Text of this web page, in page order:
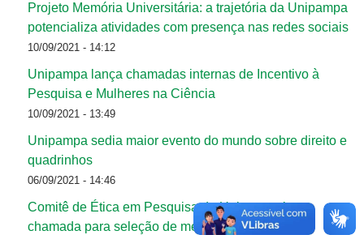
Projeto Memória Universitária: a trajetória da Unipampa
potencializa atividades com presença nas redes sociais
10/09/2021 - 14:12
Unipampa lança chamadas internas de Incentivo à
Pesquisa e Mulheres na Ciência
10/09/2021 - 13:49
Unipampa sedia maior evento do mundo sobre direito e
quadrinhos
06/09/2021 - 14:46
Comitê de Ética em Pesquisa da Unipampa lança
chamada para seleção de membros